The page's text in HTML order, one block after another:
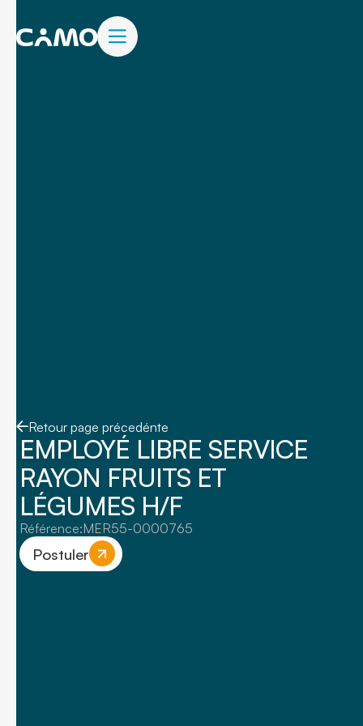
Retour page précedénte
EMPLOYÉ LIBRE SERVICE
RAYON FRUITS ET
LÉGUMES H/F
Référence:MER55-0000765
Postuler